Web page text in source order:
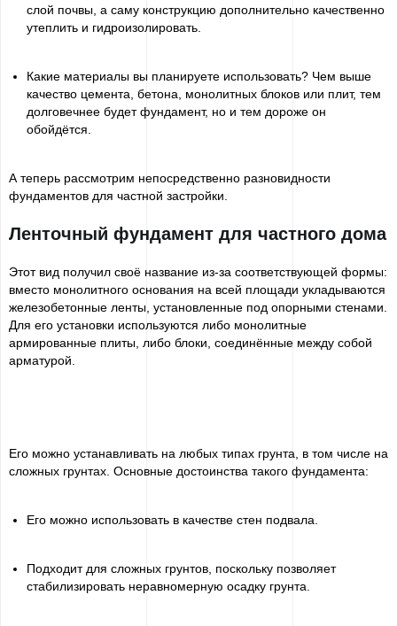
слой почвы, а саму конструкцию дополнительно качественно
утеплить и гидроизолировать.
Какие материалы вы планируете использовать? Чем выше
качество цемента, бетона, монолитных блоков или плит, тем
долговечнее будет фундамент, но и тем дороже он
обойдётся.
А теперь рассмотрим непосредственно разновидности
фундаментов для частной застройки.
Ленточный фундамент для частного дома
Этот вид получил своё название из-за соответствующей формы:
вместо монолитного основания на всей площади укладываются
железобетонные ленты, установленные под опорными стенами.
Для его установки используются либо монолитные
армированные плиты, либо блоки, соединённые между собой
арматурой.
Его можно устанавливать на любых типах грунта, в том числе на
сложных грунтах. Основные достоинства такого фундамента:
Его можно использовать в качестве стен подвала.
Подходит для сложных грунтов, поскольку позволяет
стабилизировать неравномерную осадку грунта.